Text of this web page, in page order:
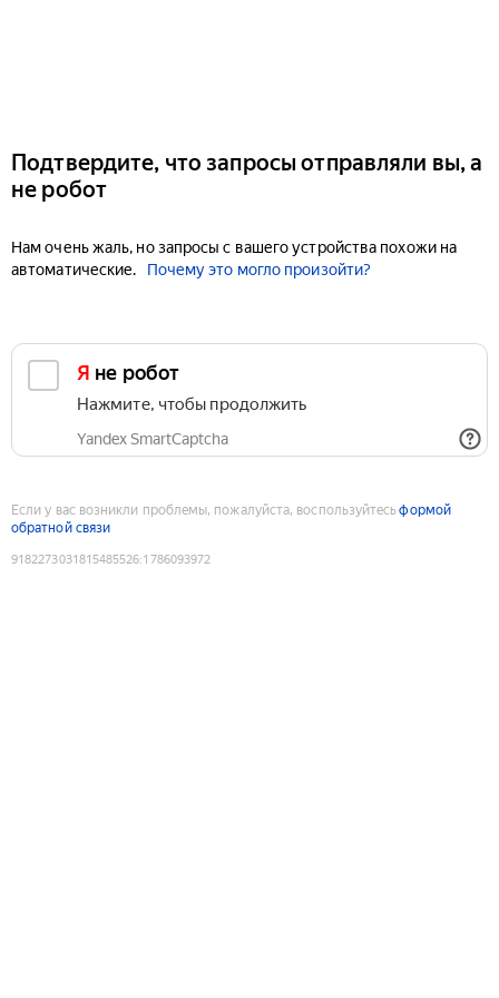
Подтвердите, что запросы отправляли вы, а
не робот
Нам очень жаль, но запросы с вашего устройства похожи на
автоматические.
Почему это могло произойти?
Я не робот
Нажмите, чтобы продолжить
Yandex SmartCaptcha
Если у вас возникли проблемы, пожалуйста, воспользуйтесьформой
обратной связи
9182273031815485526:1786093972